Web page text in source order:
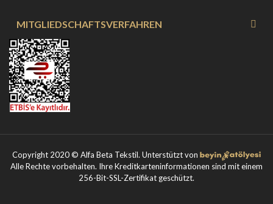
MITGLIEDSCHAFTSVERFAHREN
Copyright 2020 © Alfa Beta Tekstil. Unterstützt von
Alle Rechte vorbehalten. Ihre Kreditkarteninformationen sind mit einem
256-Bit-SSL-Zertifikat geschützt.